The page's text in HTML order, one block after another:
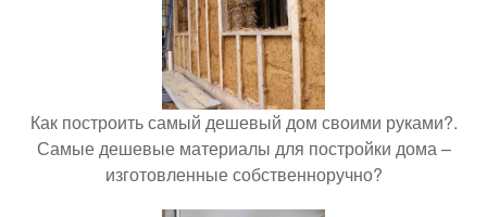
Как построить самый дешевый дом своими руками?.
Самые дешевые материалы для постройки дома –
изготовленные собственноручно?